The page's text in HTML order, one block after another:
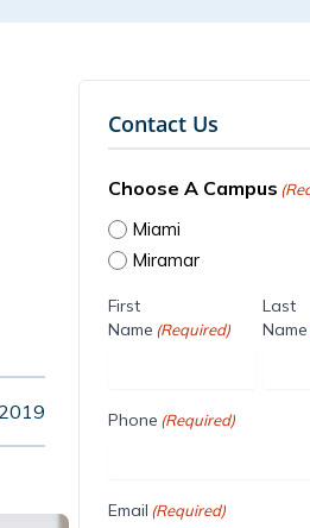
Contact Us
Choose A Campus
Miami
Miramar
First
Name (Required)
Last
Name
Phone (Required)
Email (Required)